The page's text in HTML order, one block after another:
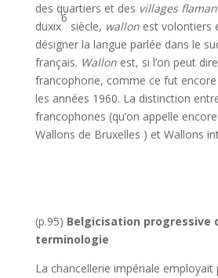
des quartiers et des villages
duxix
6
siècle, wallon est volontiers
désigner la langue parlée dans le
français. Wallon est, si l’on peut
francophone, comme ce fut
les années 1960. La distinction
francophones (qu’on appelle
Wallons de Bruxelles ) et Wallons
(p.95) Belgicisation progressive
terminologie
La chancellerie impériale